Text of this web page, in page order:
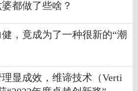
都做了些啥？
，竟成为了一种很新的“潮
理显成效，维谛技术（Verti